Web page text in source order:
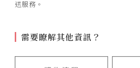
送服務。
需要瞭解其他資訊？